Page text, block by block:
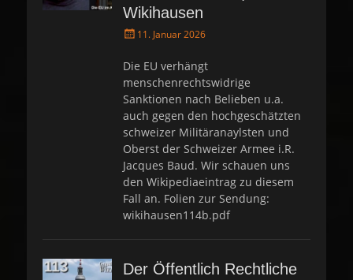
Wikihausen
P
s
e
d
o
n
11. Januar 2026
Die EU verhängt
menschenrechtswidrige
Sanktionen nach Belieben u.a.
auch gegen den hochgeschätzten
schweizer Militäranaylsten und
Oberst der Schweizer Armee i.R.
Jacques Baud. Wir schauen uns
den Wikipediaeintrag zu diesem
Fall an. Folien zur Sendung:
wikihausen114b.pdf
Der Öffentlich Rechtliche